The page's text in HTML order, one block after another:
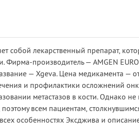
собой лекарственный препарат,
производитель — AMGEN
— Xgeva. Цена медикамента —
и профилактики осложнений
метастазов в кости. Однако не
всем пациентам,
особенностях Эксджива и